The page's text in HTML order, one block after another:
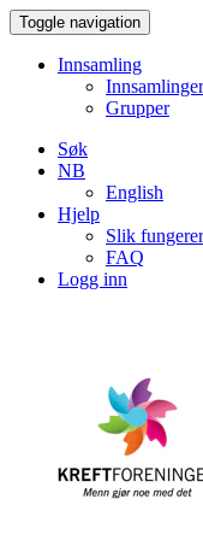
Toggle navigation
Innsamling
Innsamlinger
Grupper
Søk
NB
English
Hjelp
Slik
FAQ
Logg inn